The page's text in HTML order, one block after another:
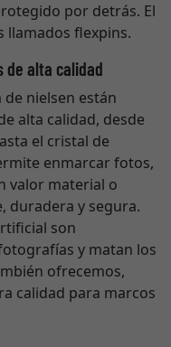
por detrás. El
llamados flexpins.
de alta calidad
nielsen están
alta calidad, desde
el cristal de
enmarcar fotos,
valor material o
duradera y segura.
son
y matan los
ofrecemos,
calidad para marcos